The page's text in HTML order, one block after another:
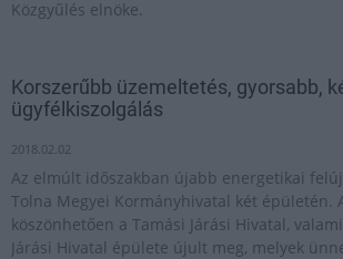
Közgyűlés elnöke.
Korszerűbb üzemeltetés, gyorsabb,
ügyfélkiszolgálás
2018.02.02
Az elmúlt időszakban újabb energetikai
Tolna Megyei Kormányhivatal két épületén.
köszönhetően a Tamási Járási Hivatal,
Járási Hivatal épülete újult meg, melyek